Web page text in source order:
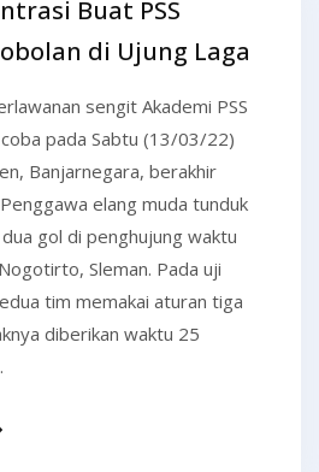
Buat PSS
di Ujung Laga
sengit Akademi PSS
pada Sabtu (13/03/22)
Banjarnegara, berakhir
elang muda tunduk
gol di penghujung waktu
Sleman. Pada uji
tim memakai aturan tiga
diberikan waktu 25